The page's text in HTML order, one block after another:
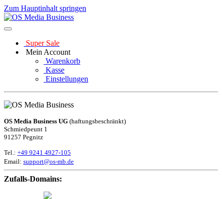
Zum Hauptinhalt springen
Super Sale
Mein Account
Warenkorb
Kasse
Einstellungen
OS Media Business UG (haftungsbeschränkt)
Schmiedpeunt 1
91257 Pegnitz
Tel.: +49 9241 4927-105
Email: support@os-mb.de
Zufalls-Domains: